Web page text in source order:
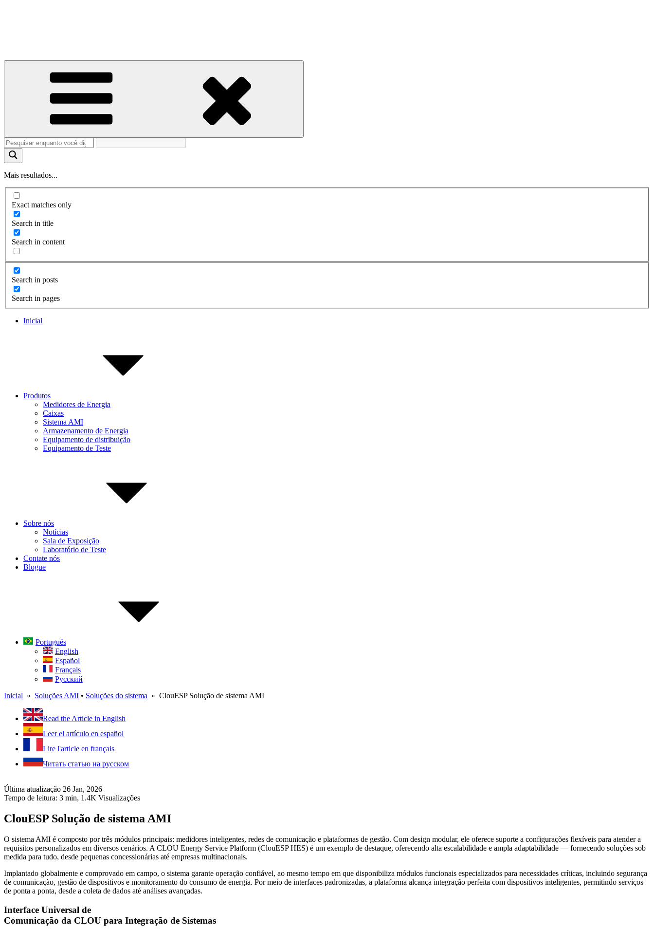
Mais resultados...
Exact matches only
Search in title
Search in content
Search in posts
Search in pages
Inicial
Produtos
Medidores de Energia
Caixas
Sistema AMI
Armazenamento de Energia
Equipamento de distribuição
Equipamento de Teste
Sobre nós
Notícias
Sala de Exposição
Laboratório de Teste
Contate nós
Blogue
Português
English
Español
Français
Русский
Inicial » Soluções AMI • Soluções do sistema » ClouESP Solução de sistema AMI
Read the Article in English
Leer el artículo en español
Lire l'article en français
Читать статью на русском
Última atualização 26 Jan, 2026
Tempo de leitura: 3 min, 1.4K Visualizações
ClouESP Solução de sistema AMI
O sistema AMI é composto por três módulos principais: medidores inteligentes, redes de comunicação e plataformas de gestão. Com design modular, ele oferece suporte a configurações flexíveis para atender a
requisitos personalizados em diversos cenários. A CLOU Energy Service Platform (ClouESP HES) é um exemplo de destaque, oferecendo alta escalabilidade e ampla adaptabilidade — fornecendo soluções sob
medida para tudo, desde pequenas concessionárias até empresas multinacionais.
Implantado globalmente e comprovado em campo, o sistema garante operação confiável, ao mesmo tempo em que disponibiliza módulos funcionais especializados para necessidades críticas, incluindo segurança
de comunicação, gestão de dispositivos e monitoramento do consumo de energia. Por meio de interfaces padronizadas, a plataforma alcança integração perfeita com dispositivos inteligentes, permitindo serviços
de ponta a ponta, desde a coleta de dados até análises avançadas.
Interface Universal de
Comunicação da CLOU para Integração de Sistemas